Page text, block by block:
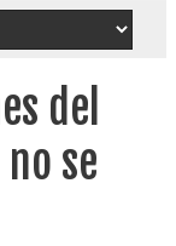
del
se